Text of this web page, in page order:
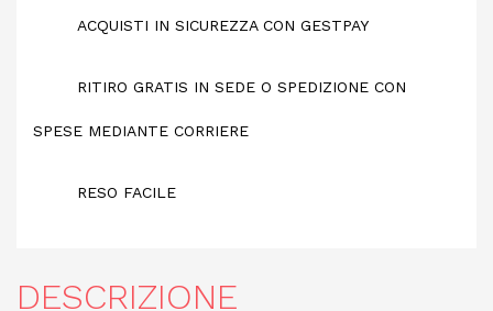
ACQUISTI IN SICUREZZA CON GESTPAY
RITIRO GRATIS IN SEDE O SPEDIZIONE CON
SPESE MEDIANTE CORRIERE
RESO FACILE
DESCRIZIONE